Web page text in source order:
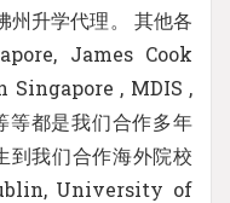
升学代理。 其他各
James Cook
, MDIS ,
都是我们合作多年
到我们合作海外院校
University of